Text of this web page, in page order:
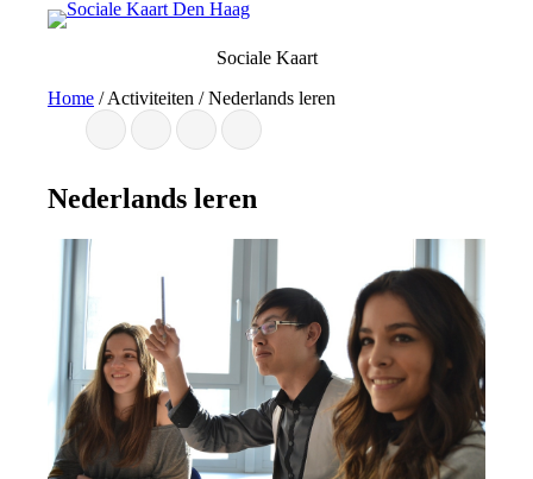
Sociale Kaart
Home /Activiteiten /Nederlands leren
Nederlands leren